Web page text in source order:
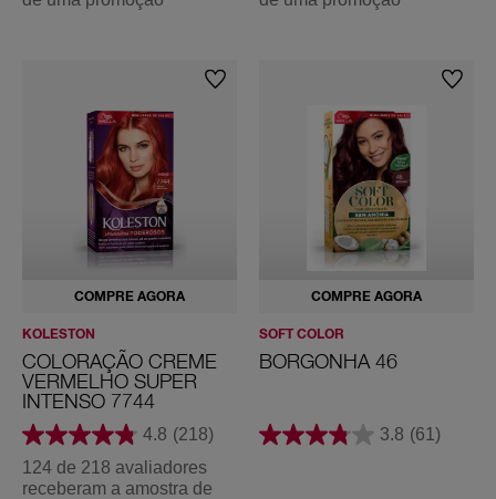
COMPRE AGORA
KOLESTON
COLORAÇÃO CREME
VERMELHO SUPER
INTENSO 7744
4.8 (218)
124 de 218 avaliadores
receberam a amostra de
COMPRE AGORA
SOFT COLOR
BORGONHA 46
3.8 (61)